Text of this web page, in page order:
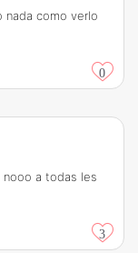
nada como verlo
0
nooo a todas les
3